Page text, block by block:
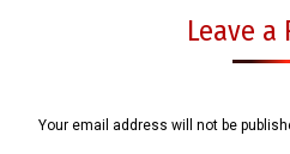
Leave a
Your email address will not be